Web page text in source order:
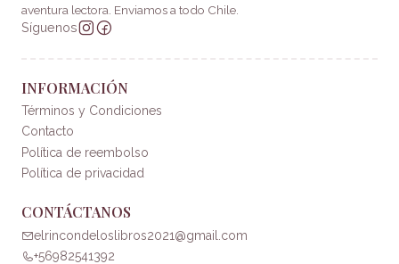
aventura lectora. Enviamos a todo Chile.
Síguenos
INFORMACIÓN
Términos y Condiciones
Contacto
Política de reembolso
Política de privacidad
CONTÁCTANOS
elrincondeloslibros2021@gmail.com
+56982541392